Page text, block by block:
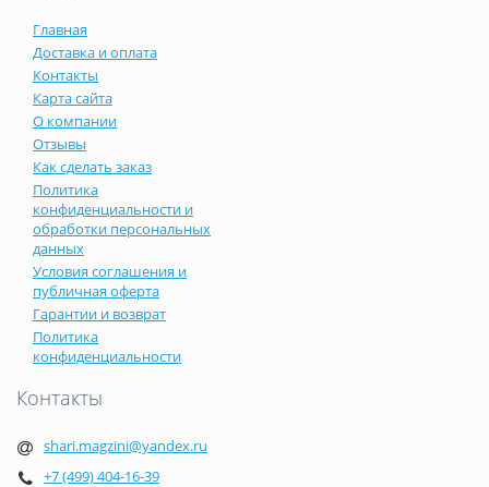
Главная
Доставка и оплата
Контакты
Карта сайта
О компании
Отзывы
Как сделать заказ
Политика
конфиденциальности и
обработки персональных
данных
Условия соглашения и
публичная оферта
Гарантии и возврат
Политика
конфиденциальности
Контакты
shari.magzini@yandex.ru
+7 (499) 404-16-39